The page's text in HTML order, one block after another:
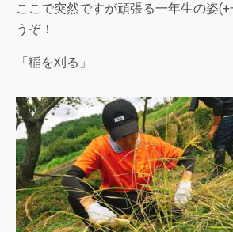
ここで突然ですが頑張る一年生の姿
うぞ！
「稲を刈る」